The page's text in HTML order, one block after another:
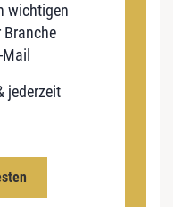
wichtigen
jederzeit